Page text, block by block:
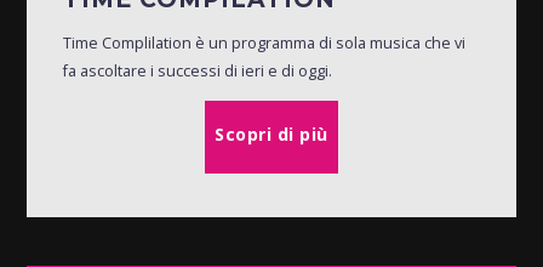
Time Complilation è un programma di sola musica che vi
fa ascoltare i successi di ieri e di oggi.
Scopri di più